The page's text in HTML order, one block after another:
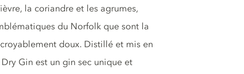
la coriandre et les agrumes,
du Norfolk que sont la
doux. Distillé et mis en
Gin est un gin sec unique et